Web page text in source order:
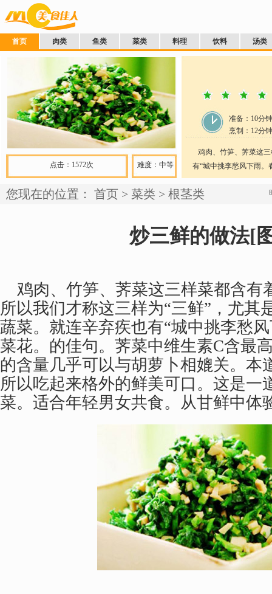
首页 肉类 鱼类 菜类 料理 饮料 汤类
难度：中等
点击：1572次
准备： 10分钟
烹制： 12分钟
鸡肉、竹笋、荠菜这
有“城中挑李愁风下雨。
您现在的位置： 首页 > 菜类 > 根茎类
炒三鲜的做法[
鸡肉、竹笋、荠菜这三样菜都含有
所以我们才称这三样为“三鲜”，尤其
蔬菜。就连辛弃疾也有“城中挑李愁
菜花。的佳句。荠菜中维生素C含最
的含量几乎可以与胡萝卜相媲关。本
所以吃起来格外的鲜美可口。这是一
菜。适合年轻男女共食。从甘鲜中体